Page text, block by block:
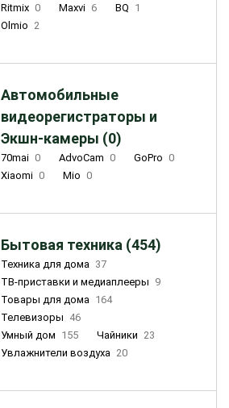
Ritmix 0 Maxvi 6 BQ 1
Olmio 2
Автомобильные
видеорегистраторы и
Экшн-камеры (0)
70mai 0 AdvoCam 0 GoPro 0
Xiaomi 0 Mio 0
Бытовая техника (454)
Техника для дома 37
ТВ-приставки и медиаплееры 9
Товары для дома 164
Телевизоры 46
Умный дом 155 Чайники 23
Увлажнители воздуха 20